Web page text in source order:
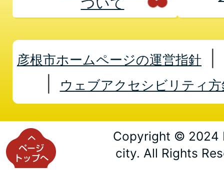
彦根市ホームページの運営指針
ウェブアクセシビリティ方
Copyright © 2024
city. All Rights